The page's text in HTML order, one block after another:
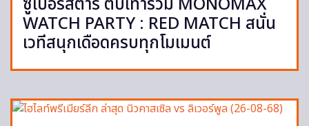
WATCH PARTY : RED MATCH สนั่น
เวทีสนุกเดือดครบทุกโมเมนต์